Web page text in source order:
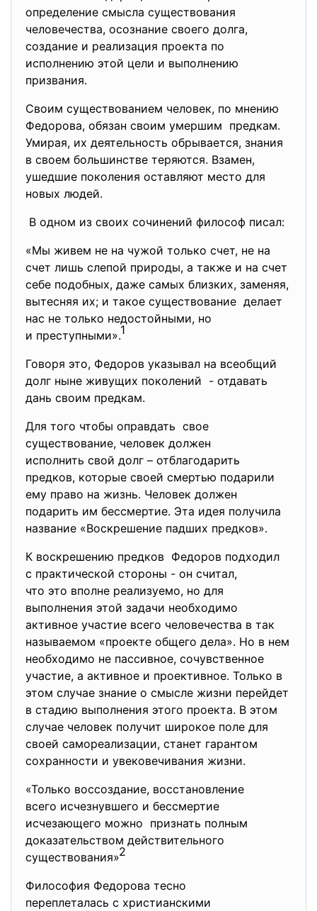
определение смысла существования
человечества, осознание своего долга,
создание и реализация проекта по
исполнению этой цели и выполнению
призвания.
Своим существованием человек, по мнению
Федорова, обязан своим умершим предкам.
Умирая, их деятельность обрывается, знания
в своем большинстве теряются. Взамен,
ушедшие поколения оставляют место для
новых людей.
В одном из своих сочинений философ писал:
«Мы живем не на чужой только счет, не на
счет лишь слепой природы, а также и на счет
себе подобных, даже самых близких, заменяя,
вытесняя их; и такое существование делает
нас не только недостойными, но
и преступными».1
Говоря это, Федоров указывал на всеобщий
долг ныне живущих поколений - отдавать
дань своим предкам.
Для того чтобы оправдать свое
существование, человек должен
исполнить свой долг – отблагодарить
предков, которые своей смертью подарили
ему право на жизнь. Человек должен
подарить им бессмертие. Эта идея получила
название «Воскрешение падших предков».
К воскрешению предков Федоров подходил
с практической стороны - он считал,
что это вполне реализуемо, но для
выполнения этой задачи необходимо
активное участие всего человечества в так
называемом «проекте общего дела». Но в нем
необходимо не пассивное, сочувственное
участие, а активное и проективное. Только в
этом случае знание о смысле жизни перейдет
в стадию выполнения этого проекта. В этом
случае человек получит широкое поле для
своей самореализации, станет гарантом
сохранности и увековечивания жизни.
«Только воссоздание, восстановление
всего исчезнувшего и бессмертие
исчезающего можно признать полным
доказательством действительного
существования»2
Философия Федорова тесно
переплеталась с христианскими